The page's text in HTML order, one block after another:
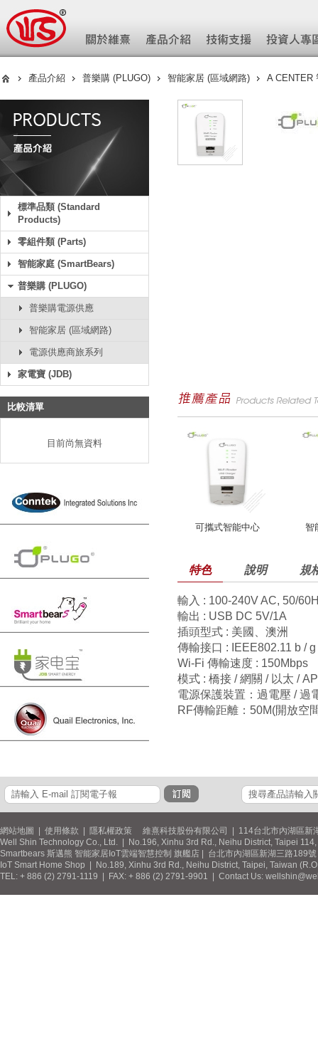
產品介紹 普樂購 (PLUGO) 智能家居 (區域網路) A CENTER
標準品類 (Standard
Products)
零組件類 (Parts)
智能家庭 (SmartBears)
普樂購 (PLUGO)
普樂購電源供應
智能家居 (區域網路)
電源供應商旅系列
家電寶 (JDB)
比較清單
目前尚無資料
可攜式智能中心 智
特色 說明 規
輸入 : 100-240V AC, 50/
輸出 : USB DC 5V/1A
插頭型式 : 美國、澳洲
傳輸接口 : IEEE802.11 b /
Wi-Fi 傳輸速度 : 150Mbps
模式 : 橋接 / 網關 / 以太 /
電源保護裝置：過電壓 / 過
RF傳輸距離：50M(開放空
網站地圖 使用條款 隱私權政策 維熹科技股份有限公司 | 114台北市內湖區新
Well Shin Technology Co., Ltd. | No.196, Xinhu 3rd Rd., Neihu District, Taipei
Smartbears 斯邁熊 智能家居IoT雲端智慧控制 旗艦店 | 台北市內湖區新湖三路189
IoT Smart Home Shop | No.189, Xinhu 3rd Rd., Neihu District, Taipei, Taiwan
TEL: + 886 (2) 2791-1119 | FAX: + 886 (2) 2791-9901 | Contact Us: